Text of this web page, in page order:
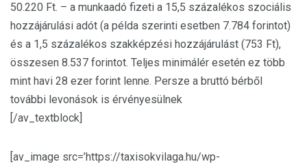
50.220 Ft. – a munkaadó fizeti a 15,5 százalékos szociális
hozzájárulási adót (a példa szerinti esetben 7.784 forintot)
és a 1,5 százalékos szakképzési hozzájárulást (753 Ft),
összesen 8.537 forintot. Teljes minimálér esetén ez több
mint havi 28 ezer forint lenne. Persze a bruttó bérből
további levonások is érvényesülnek
[/av_textblock]
[av_image src=’https://taxisokvilaga.hu/wp-